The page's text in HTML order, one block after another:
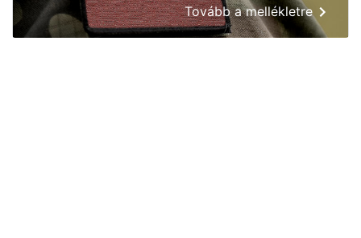
Tovább a mellékletre